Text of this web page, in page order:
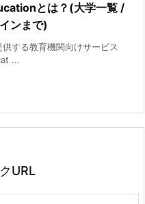
とは？(大学一覧 /
ンまで)
する教育機関向けサービス
...
URL